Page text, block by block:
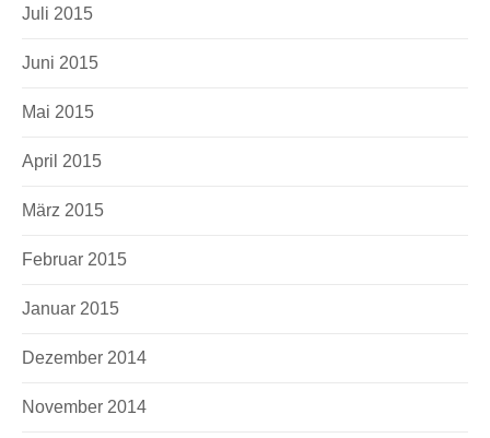
Juli 2015
Juni 2015
Mai 2015
April 2015
März 2015
Februar 2015
Januar 2015
Dezember 2014
November 2014